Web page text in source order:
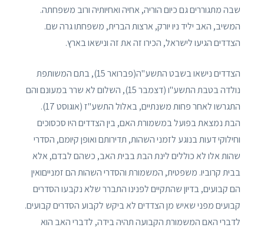
שבה מתגוררים גם כיום הוריה, אחיה ואחיותיה ורוב משפחתה.
המשיב, האב יליד ניו יורק, ארצות הברית, משפחתו גרה שם.
הצדדים הגיעו לישראל, הכירו זה את זה ונישאו בארץ.
הצדדים נישאו בשבט התשע"ה(פברואר 15), בתם המשותפת
נולדה בטבת התשע"ו (דצמבר 15), השלום לא שרר במעונם והם
התגרשו לאחר פחות משנתיים, באלול התשע"ז (אוגוסט 17).
הבת נמצאת בפועל במשמורת האם, בין הצדדים היו סכסוכים
וחילוקי דעות בנוגע לזמני השהות, תדירותם ואופן קיומם, הסדרי
שהות אלו לא כוללים לינת הבת בבית האב, כשהם לבדם, אלא
בבית קרוביו. משפטית, המשמורת והסדרי השהות הם זמנייםואין
הם קבועים, בדיון שהתקיים לפנינו התברר שלא נקבעו הסדרים
קבועים מפני שאיש מן הצדדים לא ביקש לקבוע הסדרים קבועים.
לדברי האם המשמורת הקבועה תהיה בידה, לדברי האב הוא